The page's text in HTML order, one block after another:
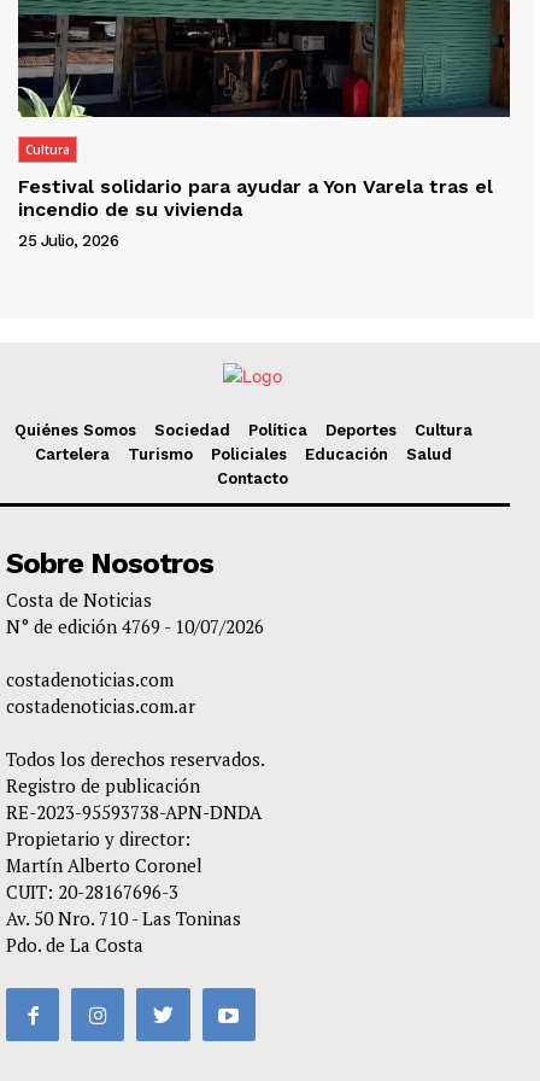
Cultura
Festival solidario para ayudar a Yon Varela tras el
incendio de su vivienda
25 Julio, 2026
Quiénes Somos Sociedad Política Deportes
Cultura
Cartelera
Turismo Policiales Educación
Salud
Contacto
Sobre Nosotros
Costa de Noticias
N° de edición 4769 - 10/07/2026
costadenoticias.com
costadenoticias.com.ar
Todos los derechos reservados.
Registro de publicación
RE-2023-95593738-APN-DNDA
Propietario y director:
Martín Alberto Coronel
CUIT: 20-28167696-3
Av. 50 Nro. 710 - Las Toninas
Pdo. de La Costa